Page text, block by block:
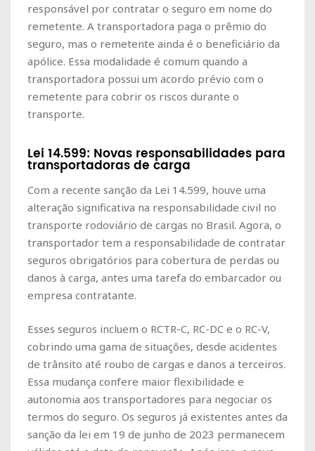
responsável por contratar o seguro em nome do
remetente. A transportadora paga o prêmio do
seguro, mas o remetente ainda é o beneficiário da
apólice. Essa modalidade é comum quando a
transportadora possui um acordo prévio com o
remetente para cobrir os riscos durante o
transporte.
Lei 14.599: Novas responsabilidades para
transportadoras de carga
Com a recente sanção da Lei 14.599, houve uma
alteração significativa na responsabilidade civil no
transporte rodoviário de cargas no Brasil. Agora, o
transportador tem a responsabilidade de contratar
seguros obrigatórios para cobertura de perdas ou
danos à carga, antes uma tarefa do embarcador ou
empresa contratante.
Esses seguros incluem o RCTR-C, RC-DC e o RC-V,
cobrindo uma gama de situações, desde acidentes
de trânsito até roubo de cargas e danos a terceiros.
Essa mudança confere maior flexibilidade e
autonomia aos transportadores para negociar os
termos do seguro. Os seguros já existentes antes da
sanção da lei em 19 de junho de 2023 permanecem